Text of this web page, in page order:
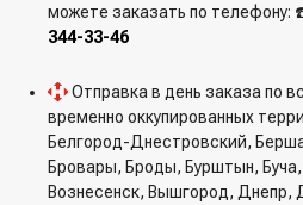
можете заказать по телефону:
344-33-46
Отправка в день заказа по
временно оккупированных
Белгород-Днестровский,
Бровары, Броды, Бурштын,
Вознесенск, Вышгород,